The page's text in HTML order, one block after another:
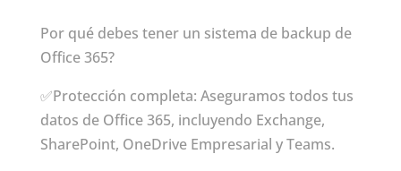
Por qué debes tener un sistema de backup de
Office 365?
✅Protección completa: Aseguramos todos tus
datos de Office 365, incluyendo Exchange,
SharePoint, OneDrive Empresarial y Teams.